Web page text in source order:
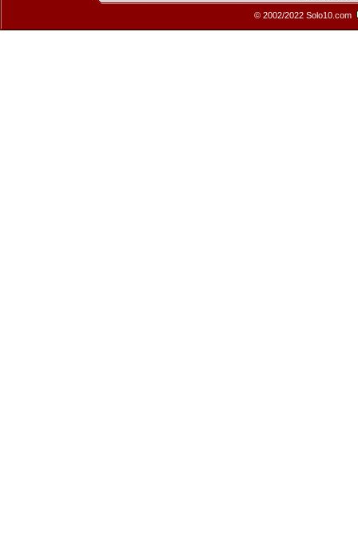
© 2002/2022 Solo10.com